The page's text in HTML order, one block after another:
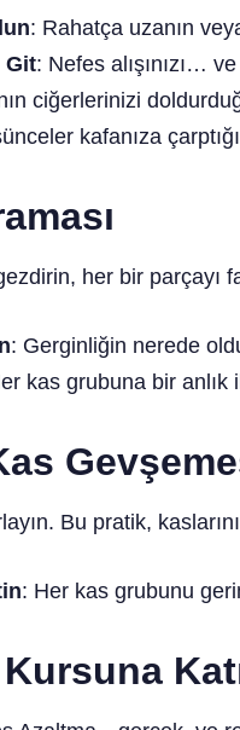
: Rahatça uzanın
Git: Nefes alışınızı…
ciğerlerinizi
kafanıza
her bir parçayı
: Gerginliğin nerede
kas grubuna bir anlık
Bu pratik,
: Her kas grubunu